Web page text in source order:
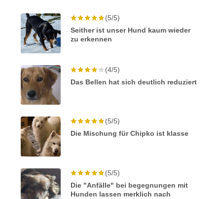
(5/5)
Seither ist unser Hund kaum wieder
zu erkennen
(4/5)
Das Bellen hat sich deutlich reduziert
(5/5)
Die Mischung für Chipko ist klasse
(5/5)
Die "Anfälle" bei begegnungen mit
Hunden lassen merklich nach